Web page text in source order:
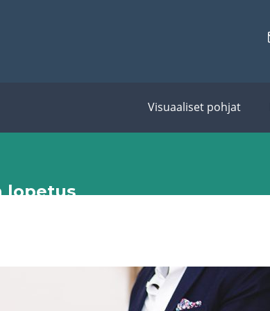
Visuaaliset pohjat
lopetus